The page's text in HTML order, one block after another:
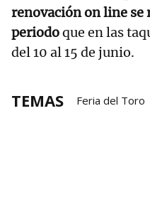
renovación on line se
periodoque en las
del 10 al 15 de junio.
TEMAS Feria del Toro